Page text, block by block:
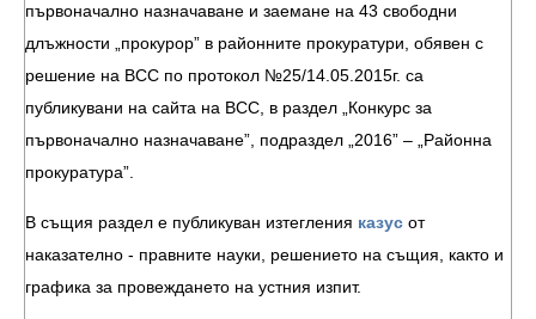
първоначално назначаване и заемане на 43 свободни
длъжности „прокурор” в районните прокуратури, обявен с
решение на ВСС по протокол №25/14.05.2015г. са
публикувани на сайта на ВСС, в раздел „Конкурс за
първоначално назначаване”, подраздел „2016” – „Районна
прокуратура”.
В същия раздел е публикуван изтегления казус от
наказателно - правните науки, решението на същия, както и
графика за провеждането на устния изпит.